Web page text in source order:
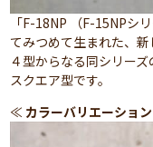
「F-18NP （F-15NPシ
てみつめて生まれた、新
４型からなる同シリー
スクエア型です。
≪ カラーバリエーショ